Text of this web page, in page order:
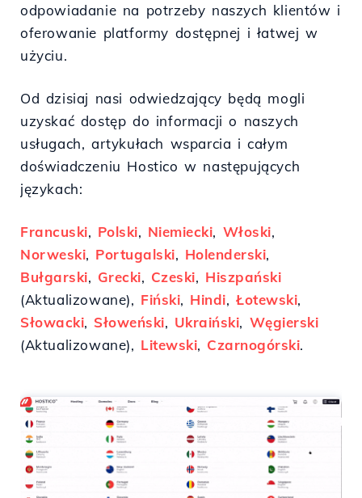
odpowiadanie na potrzeby naszych klientów i
oferowanie platformy dostępnej i łatwej w
użyciu.
Od dzisiaj nasi odwiedzający będą mogli
uzyskać dostęp do informacji o naszych
usługach, artykułach wsparcia i całym
doświadczeniu Hostico w następujących
językach:
Francuski, Polski, Niemiecki, Włoski,
Norweski, Portugalski, Holenderski,
Bułgarski, Grecki, Czeski, Hiszpański
(Aktualizowane), Fiński, Hindi,Łotewski,
Słowacki, Słoweński, Ukraiński, Węgierski
(Aktualizowane), Litewski, Czarnogórski.